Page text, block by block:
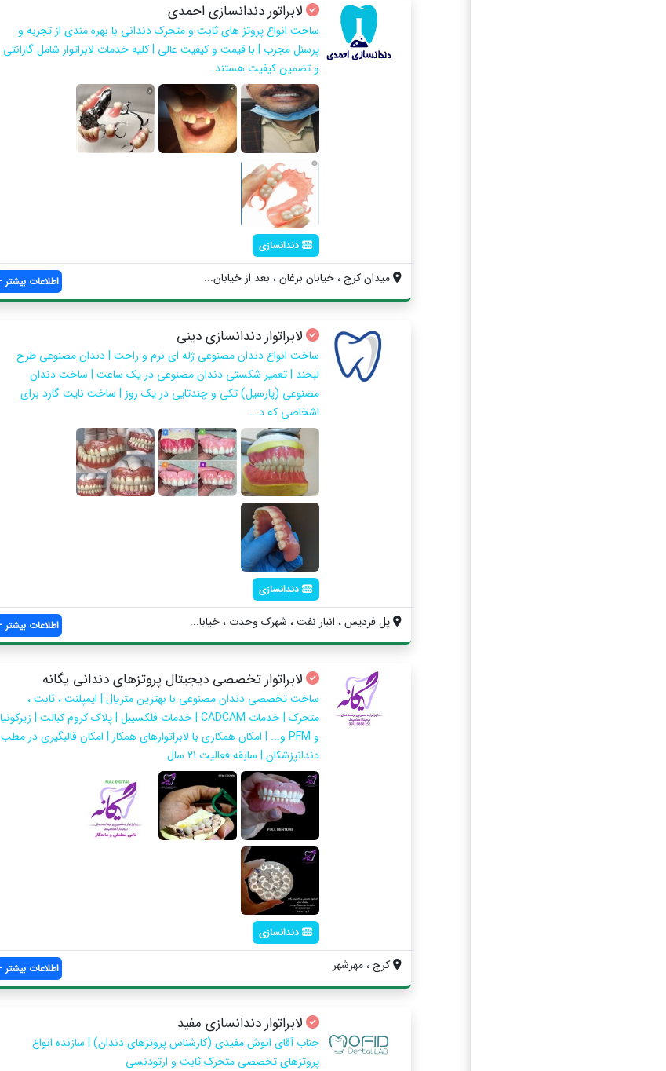
لابراتور دندانسازی احمدی
ساخت انواع پروتز های ثابت و متحرک دندانی با بهره مندی از تجربه و
پرسنل مجرب | با قیمت و کیفیت عالی | کلیه خدمات لابراتوار شامل گارانتی
و تضمین کیفیت هستند.
دندانسازی
میدان کرج ، خیابان برغان ، بعد از خیابان... اطلاعات بیشتر
لابراتوار دندانسازی دینی
ساخت انواع دندان مصنوعی ژله ای نرم و راحت | دندان مصنوعی طرح
لبخند | تعمیر شکستی دندان مصنوعی در یک ساعت | ساخت دندان
مصنوعی (پارسیل) تکی و چندتایی در یک روز | ساخت نایت گارد برای
اشخاصی که د...
دندانسازی
پل فردیس ، انبار نفت ، شهرک وحدت ، خیابا... اطلاعات بیشتر
لابراتوار تخصصی دیجیتال پروتزهای دندانی یگانه
ساخت تخصصی دندان مصنوعی با بهترین متریال | ایمپلنت ، ثابت ،
متحرک | خدمات CADCAM | خدمات فلکسیبل | پلاک کروم کبالت | زیرکونیا
و PFM و... | امکان همکاری با لابراتوارهای همکار | امکان قالبگیری در مطب
دندانپزشکان | سابقه فعالیت ۲۱ سال
دندانسازی
کرج ، مهرشهر اطلاعات بیشتر
لابراتوار دندانسازی مفید
جناب آقای انوش مفیدی (کارشناس پروتزهای دندان) | سازنده انواع
پروتزهای تخصصی متحرک ثابت و ارتودنسی